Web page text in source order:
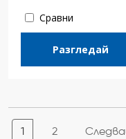
Сравни
Разгледай
1 2